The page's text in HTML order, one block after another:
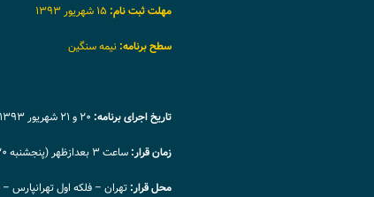
مهلت ثبت نام:
سطح برنامه: نیمه سنگین
تاریخ اجرای برنامه:
زمان قرار: ساعت ۳ بعدازظهر (پنجشنبه ۲۰ شهریور ۱۳۹۳)‏
محل قرار: تهران – فلکه اول